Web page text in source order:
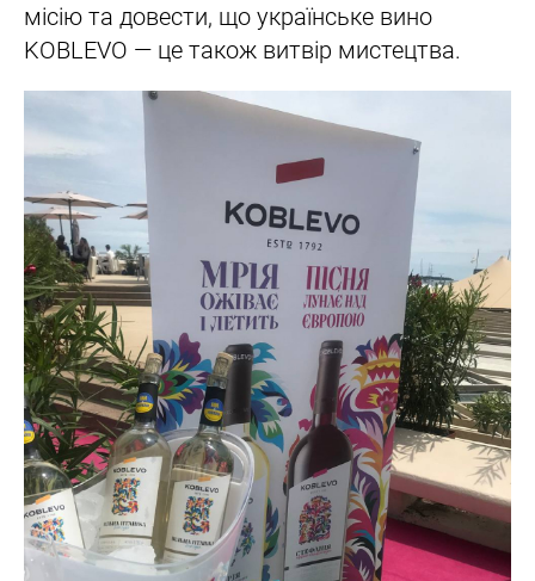
місію та довести, що українське вино
KOBLEVO — це також витвір мистецтва.